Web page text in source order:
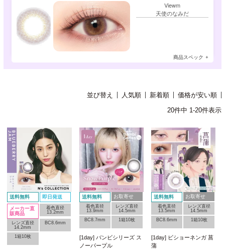
Viewm
天使のなみだ
商品スペック
並び替え 人気順 新着順
価格が安い順
20件中 1-20件表示
送料無料 即日発送
メーカー直
販商品
着色直径
13.2mm
レンズ直径
14.2mm
BC8.6mm
1箱10枚
送料無料 お取寄せ
着色直径
13.9mm
レンズ直径
14.5mm
BC8.7mm
1箱10枚
[1day] バンビシリーズ ス
ノーパープル
送料無料 お取寄せ
着色直径
13.5mm
レンズ直径
14.5mm
BC8.6mm
1箱10枚
[1day] ビショーネンガ 菖
蒲